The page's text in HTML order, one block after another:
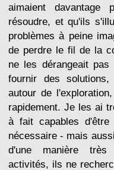
aimaient davantage
résoudre, et qu'ils
problèmes à peine
de perdre le fil de la
ne les dérangeait
fournir des
autour de
rapidement. Je les ai
à fait capables
nécessaire - mais
d'une manière très
activités, ils ne